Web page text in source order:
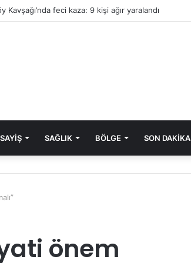
Kavşağı’nda feci kaza: 9 kişi ağır yaralandı
SAĞLIK BÖLGE SON DAKIKA
önem